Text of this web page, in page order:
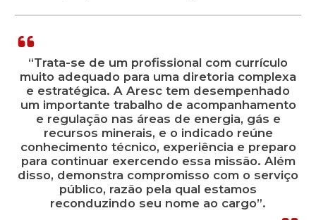
“Trata-se de um profissional com currículo
muito adequado para uma diretoria complexa
e estratégica. A Aresc tem desempenhado
um importante trabalho de acompanhamento
e regulação nas áreas de energia, gás e
recursos minerais, e o indicado reúne
conhecimento técnico, experiência e preparo
para continuar exercendo essa missão. Além
disso, demonstra compromisso com o serviço
público, razão pela qual estamos
reconduzindo seu nome ao cargo”.